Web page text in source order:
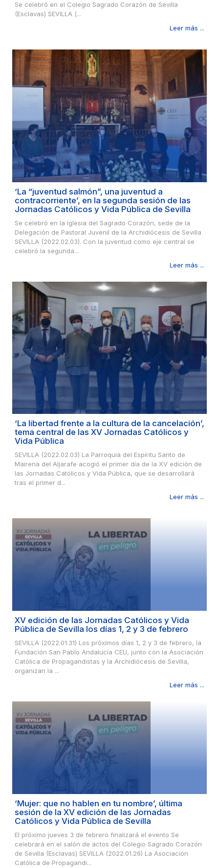
Se celebró en el Colegio Sagrado Corazón de Sevilla
(Esclavas) SEVILLA (...
Leer más ...
‘La “juventud salmón”, una juventud a
contracorriente’, en la segunda sesión de las
Jornadas Católicos y Vida Pública de Sevilla
Se celebró en la Iglesia del Sagrado Corazón, sede de la
Delegación de Pastoral Juvenil de la Archidiócesis de Sevilla
SEVILLA (2022.02.03). Con la juventud como eje central se
celebró la segunda...
Leer más ...
‘La libertad frente a la cultura de la cancelación’,
tema central de las XV Jornadas Católicos y
Vida Pública
SEVILLA (2022.02.03) La Parroquia del Espíritu Santo de
Mairena del Aljarafe acogió el primer día de la XV edición de
las Jornadas Católicos y Vida Pública, que se desarrollará
tras el primer d...
Leer más ...
XV edición de las Jornadas Católicos y Vida
Pública de Sevilla los días 1, 2 y 3 de febrero
SEVILLA (2022.01.31) Los próximos días 1, 2 y 3 de febrero, la
Fundación San Pablo Andalucía CEU, junto con la Asociación
Católica de Propagandistas y la Archidiócesis de Sevilla,
organizan la ...
Leer más ...
‘Mujer: que no hablen en tu nombre’, última
sesión de la XV edición de las Jornadas
Católicos y Vida Pública de Sevilla
El próximo jueves 3 de febrero finalizará el evento Se
celebrará en el salón de actos del Colegio Sagrado Corazón
de Sevilla (Esclavas) SEVILLA (2022.01.26) La Asociación
Católica de Propagandi...